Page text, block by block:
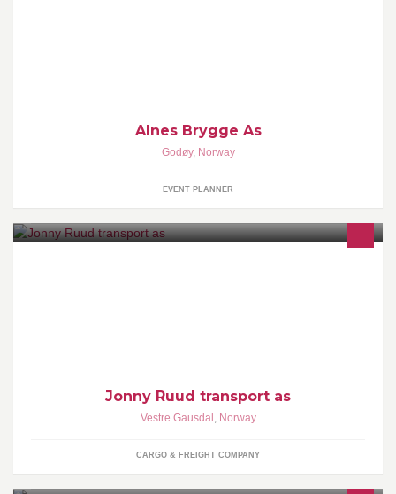
Alnes Brygge As
Godøy, Norway
EVENT PLANNER
Jonny Ruud transport as
Vestre Gausdal , Norway
CARGO & FREIGHT COMPANY